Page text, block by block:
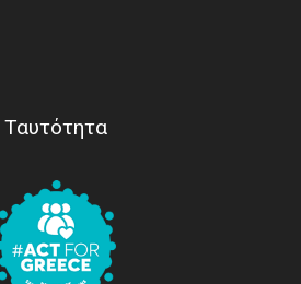
Ταυτότητα